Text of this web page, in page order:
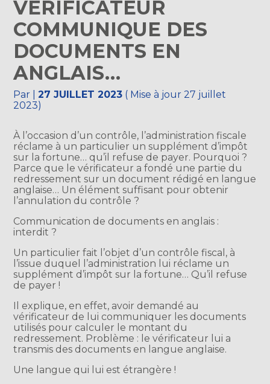
VÉRIFICATEUR
COMMUNIQUE DES
DOCUMENTS EN
ANGLAIS…
Par |27 JUILLET 2023 ( Mise à jour 27 juillet
2023)
À l’occasion d’un contrôle, l’administration fiscale
réclame à un particulier un supplément d’impôt
sur la fortune… qu’il refuse de payer. Pourquoi ?
Parce que le vérificateur a fondé une partie du
redressement sur un document rédigé en langue
anglaise… Un élément suffisant pour obtenir
l’annulation du contrôle ?
Communication de documents en anglais :
interdit ?
Un particulier fait l’objet d’un contrôle fiscal, à
l’issue duquel l’administration lui réclame un
supplément d’impôt sur la fortune… Qu’il refuse
de payer !
Il explique, en effet, avoir demandé au
vérificateur de lui communiquer les documents
utilisés pour calculer le montant du
redressement. Problème : le vérificateur lui a
transmis des documents en langue anglaise.
Une langue qui lui est étrangère !